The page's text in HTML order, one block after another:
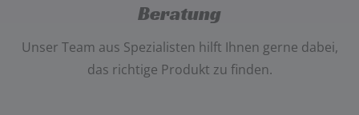
Beratung
Unser Team aus Spezialisten hilft Ihnen gerne dabei,
das richtige Produkt zu finden.